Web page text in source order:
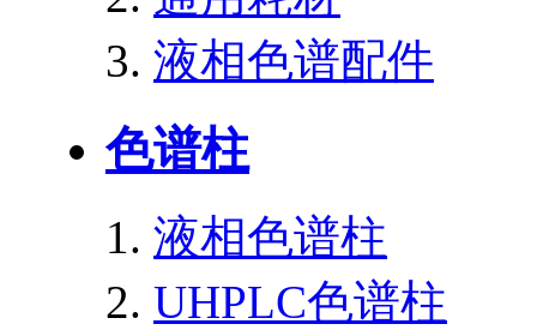
液相色谱配件
色谱柱
液相色谱柱
UHPLC色谱柱